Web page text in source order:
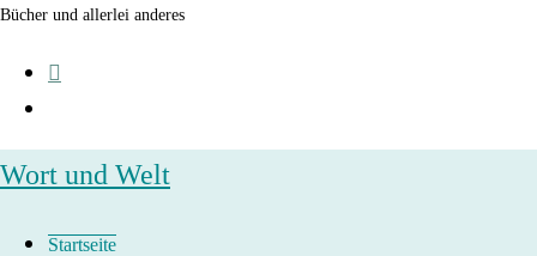
Zum
springen
Bücher und allerlei anderes
Wort und Welt
Startseite